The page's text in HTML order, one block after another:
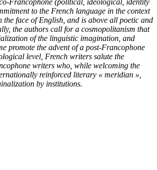
Francophone (political, ideological, identity
to the French language in the context
the face of English, and is above all poetic and
the authors call for a cosmopolitanism that
of the linguistic imagination, and
promote the advent of a post-Francophone
level, French writers salute the
writers who, while welcoming the
reinforced literary « meridian »,
by institutions.